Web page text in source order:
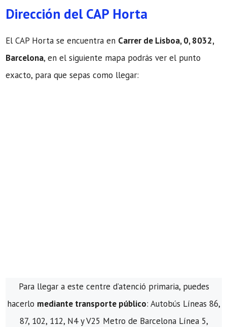
Dirección del CAP Horta
El CAP Horta se encuentra en Carrer de Lisboa, 0, 8032,
Barcelona, en el siguiente mapa podrás ver el punto
exacto, para que sepas como llegar:
Para llegar a este centre d’atenció primaria, puedes
hacerlo mediante transporte público: Autobús Líneas 86,
87, 102, 112, N4 y V25 Metro de Barcelona Línea 5,